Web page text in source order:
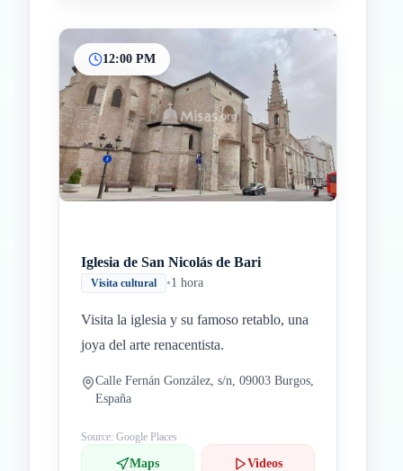
12:00 PM
Iglesia de San Nicolás de Bari
Visita cultural •1 hora
Visita la iglesia y su famoso retablo, una
joya del arte renacentista.
Calle Fernán González, s/n, 09003 Burgos,
España
Source: Google Places
Maps Videos